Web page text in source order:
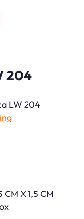
204
LW 204
CM X 1,5 CM